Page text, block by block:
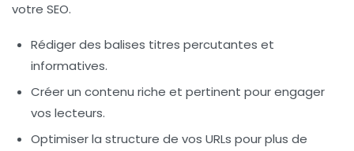
votre SEO.
Rédiger des balises titres percutantes et
informatives.
Créer un contenu riche et pertinent pour engager
vos lecteurs.
Optimiser la structure de vos URLs pour plus de